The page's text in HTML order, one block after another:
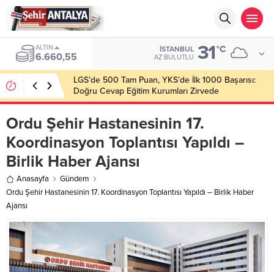
ALTIN
6.660,55
İSTANBUL
AZ BULUTLU 31°C
LGS’de 500 Tam Puan, YKS’de İlk 1000 Başarısı:
Doğru Cevap Eğitim Kurumları Zirvede
Ordu Şehir Hastanesinin 17.
Koordinasyon Toplantısı Yapıldı –
Birlik Haber Ajansı
Anasayfa
Gündem
Ordu Şehir Hastanesinin 17. Koordinasyon Toplantısı Yapıldı – Birlik Haber
Ajansı